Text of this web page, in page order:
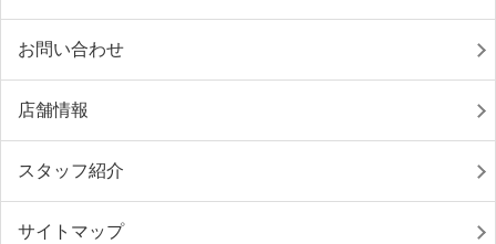
お問い合わせ
店舗情報
スタッフ紹介
サイトマップ